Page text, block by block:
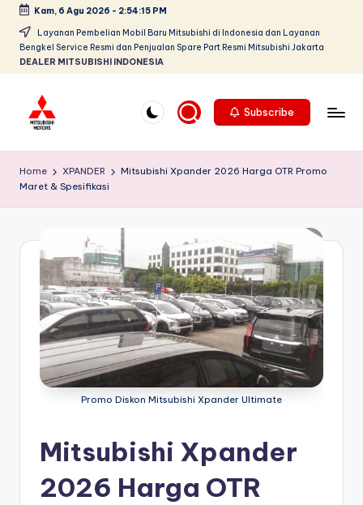
Skip
content
Kam, 6 Agu 2026 - 2:54:16 PM
Layanan Pembelian Mobil Baru Mitsubishi di Indonesia dan Layanan
Bengkel Service Resmi dan Penjualan Spare Part Resmi Mitsubishi Jakarta
DEALER MITSUBISHI INDONESIA
e
al
M
it
bi
hi
In
Jakarta
Motors
Melayani
Pembelian
Tunai
Kredit
Subscribe
Home XPANDER
Mitsubishi Xpander 2026 Harga OTR Promo
Maret & Spesifikasi
Promo Diskon Mitsubishi Xpander Ultimate
Mitsubishi Xpander
2026 Harga OTR